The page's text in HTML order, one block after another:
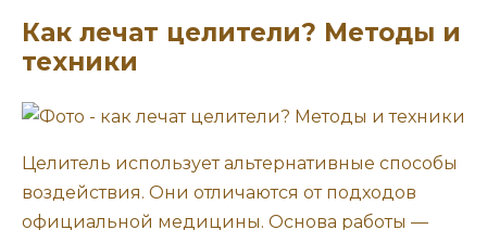
Как лечат целители? Методы и
техники
Целитель использует альтернативные способы
воздействия. Они отличаются от подходов
официальной медицины. Основа работы —